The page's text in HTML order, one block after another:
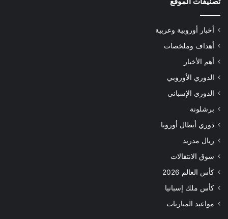
أخبار أوروبية وعربية
أهداف وملخصات
أهم الأخبار
الدوري الأوروبي
الدوري الإسباني
برشلونة
دوري أبطال أوروبا
ريال مدريد
سوق الانتقالات
كأس العالم 2026
كأس ملك إسبانيا
مواعيد المباريات